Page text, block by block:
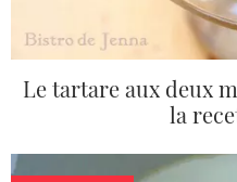
Le tartare aux deux
la